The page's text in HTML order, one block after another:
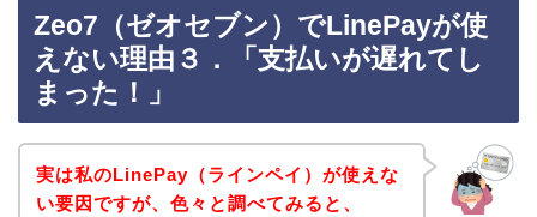
Zeo7（ゼオセブン）でLinePayが使
えない理由３．「支払いが遅れてし
まった！」
実は私のLinePay（ラインペイ）が使えな
い要因ですが、色々と調べてみると、